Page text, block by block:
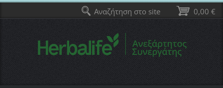
0,00 €
Αναζήτηση στο site